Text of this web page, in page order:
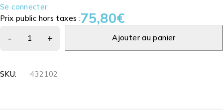
Se connecter
Prix public hors taxes :75,80€
Ajouter au panier
SKU: 432102